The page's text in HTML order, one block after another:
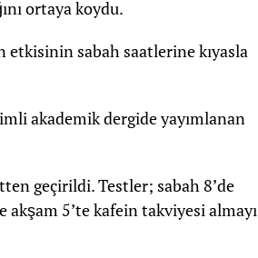
ortaya koydu.
etkisinin sabah saatlerine kıyasla
akademik dergide yayımlanan
geçirildi. Testler; sabah 8’de
akşam 5’te kafein takviyesi almayı